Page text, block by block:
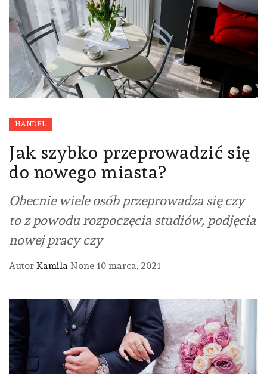
HANDEL
Jak szybko przeprowadzić się
do nowego miasta?
Obecnie wiele osób przeprowadza się czy
to z powodu rozpoczęcia studiów, podjęcia
nowej pracy czy
Autor Kamila None 10 marca, 2021